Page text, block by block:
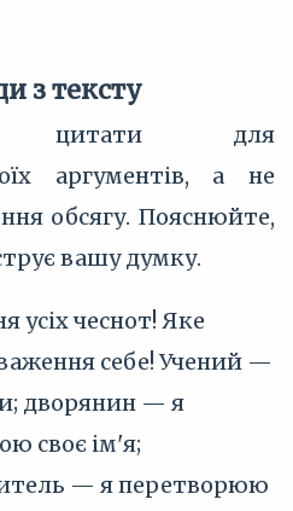
з тексту
цитати для
аргументів, а не
обсягу. Пояснюйте,
вашу думку.
усіх чеснот! Яке
себе! Учений —
дворянин — я
своє ім'я;
— я перетворюю